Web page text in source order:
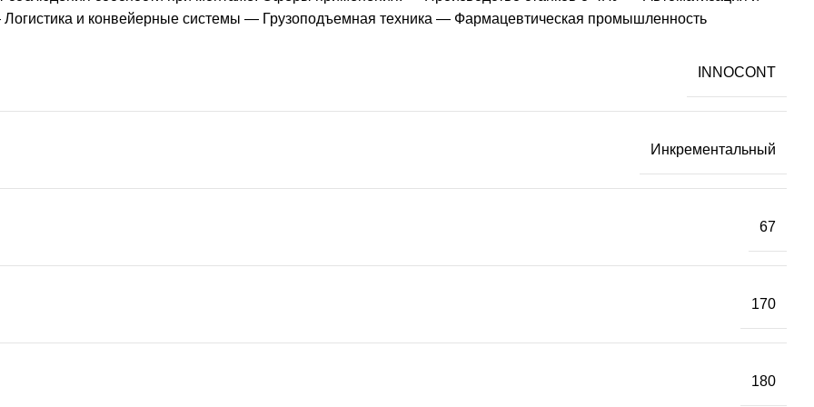
и конвейерные системы — Грузоподъемная техника — Фармацевтическая промышленность
INNOCONT
Инкрементальный
67
170
180